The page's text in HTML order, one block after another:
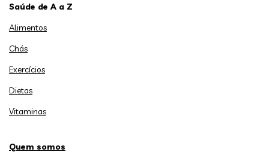
Saúde de A a Z
Alimentos
Chás
Exercícios
Dietas
Vitaminas
Quem somos